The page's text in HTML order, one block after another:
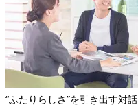
“ふたりらしさ”を引き出す対話